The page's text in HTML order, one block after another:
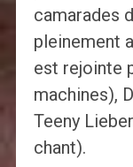
camarades
pleinement
est rejointe
machines),
Teeny
chant).